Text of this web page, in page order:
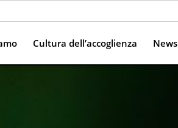
Cultura dell’accoglienza News